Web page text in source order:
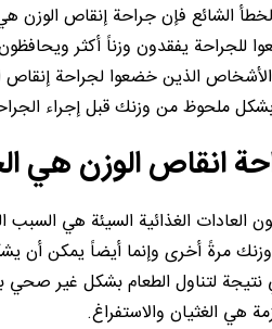
الشائع فإن جراحة إنقاص
للجراحة يفقدون وزناً أكثر
والأشخاص الذين خضعوا لجراحة
ملحوظ من وزنك قبل إجراء
العادات الغذائية السيئة هي السبب
وزنك مرةً أخرى وإنما أيضاً يمكن
نتيجة لتناول الطعام بشكل غير
هي الغثيان والاستفراغ.